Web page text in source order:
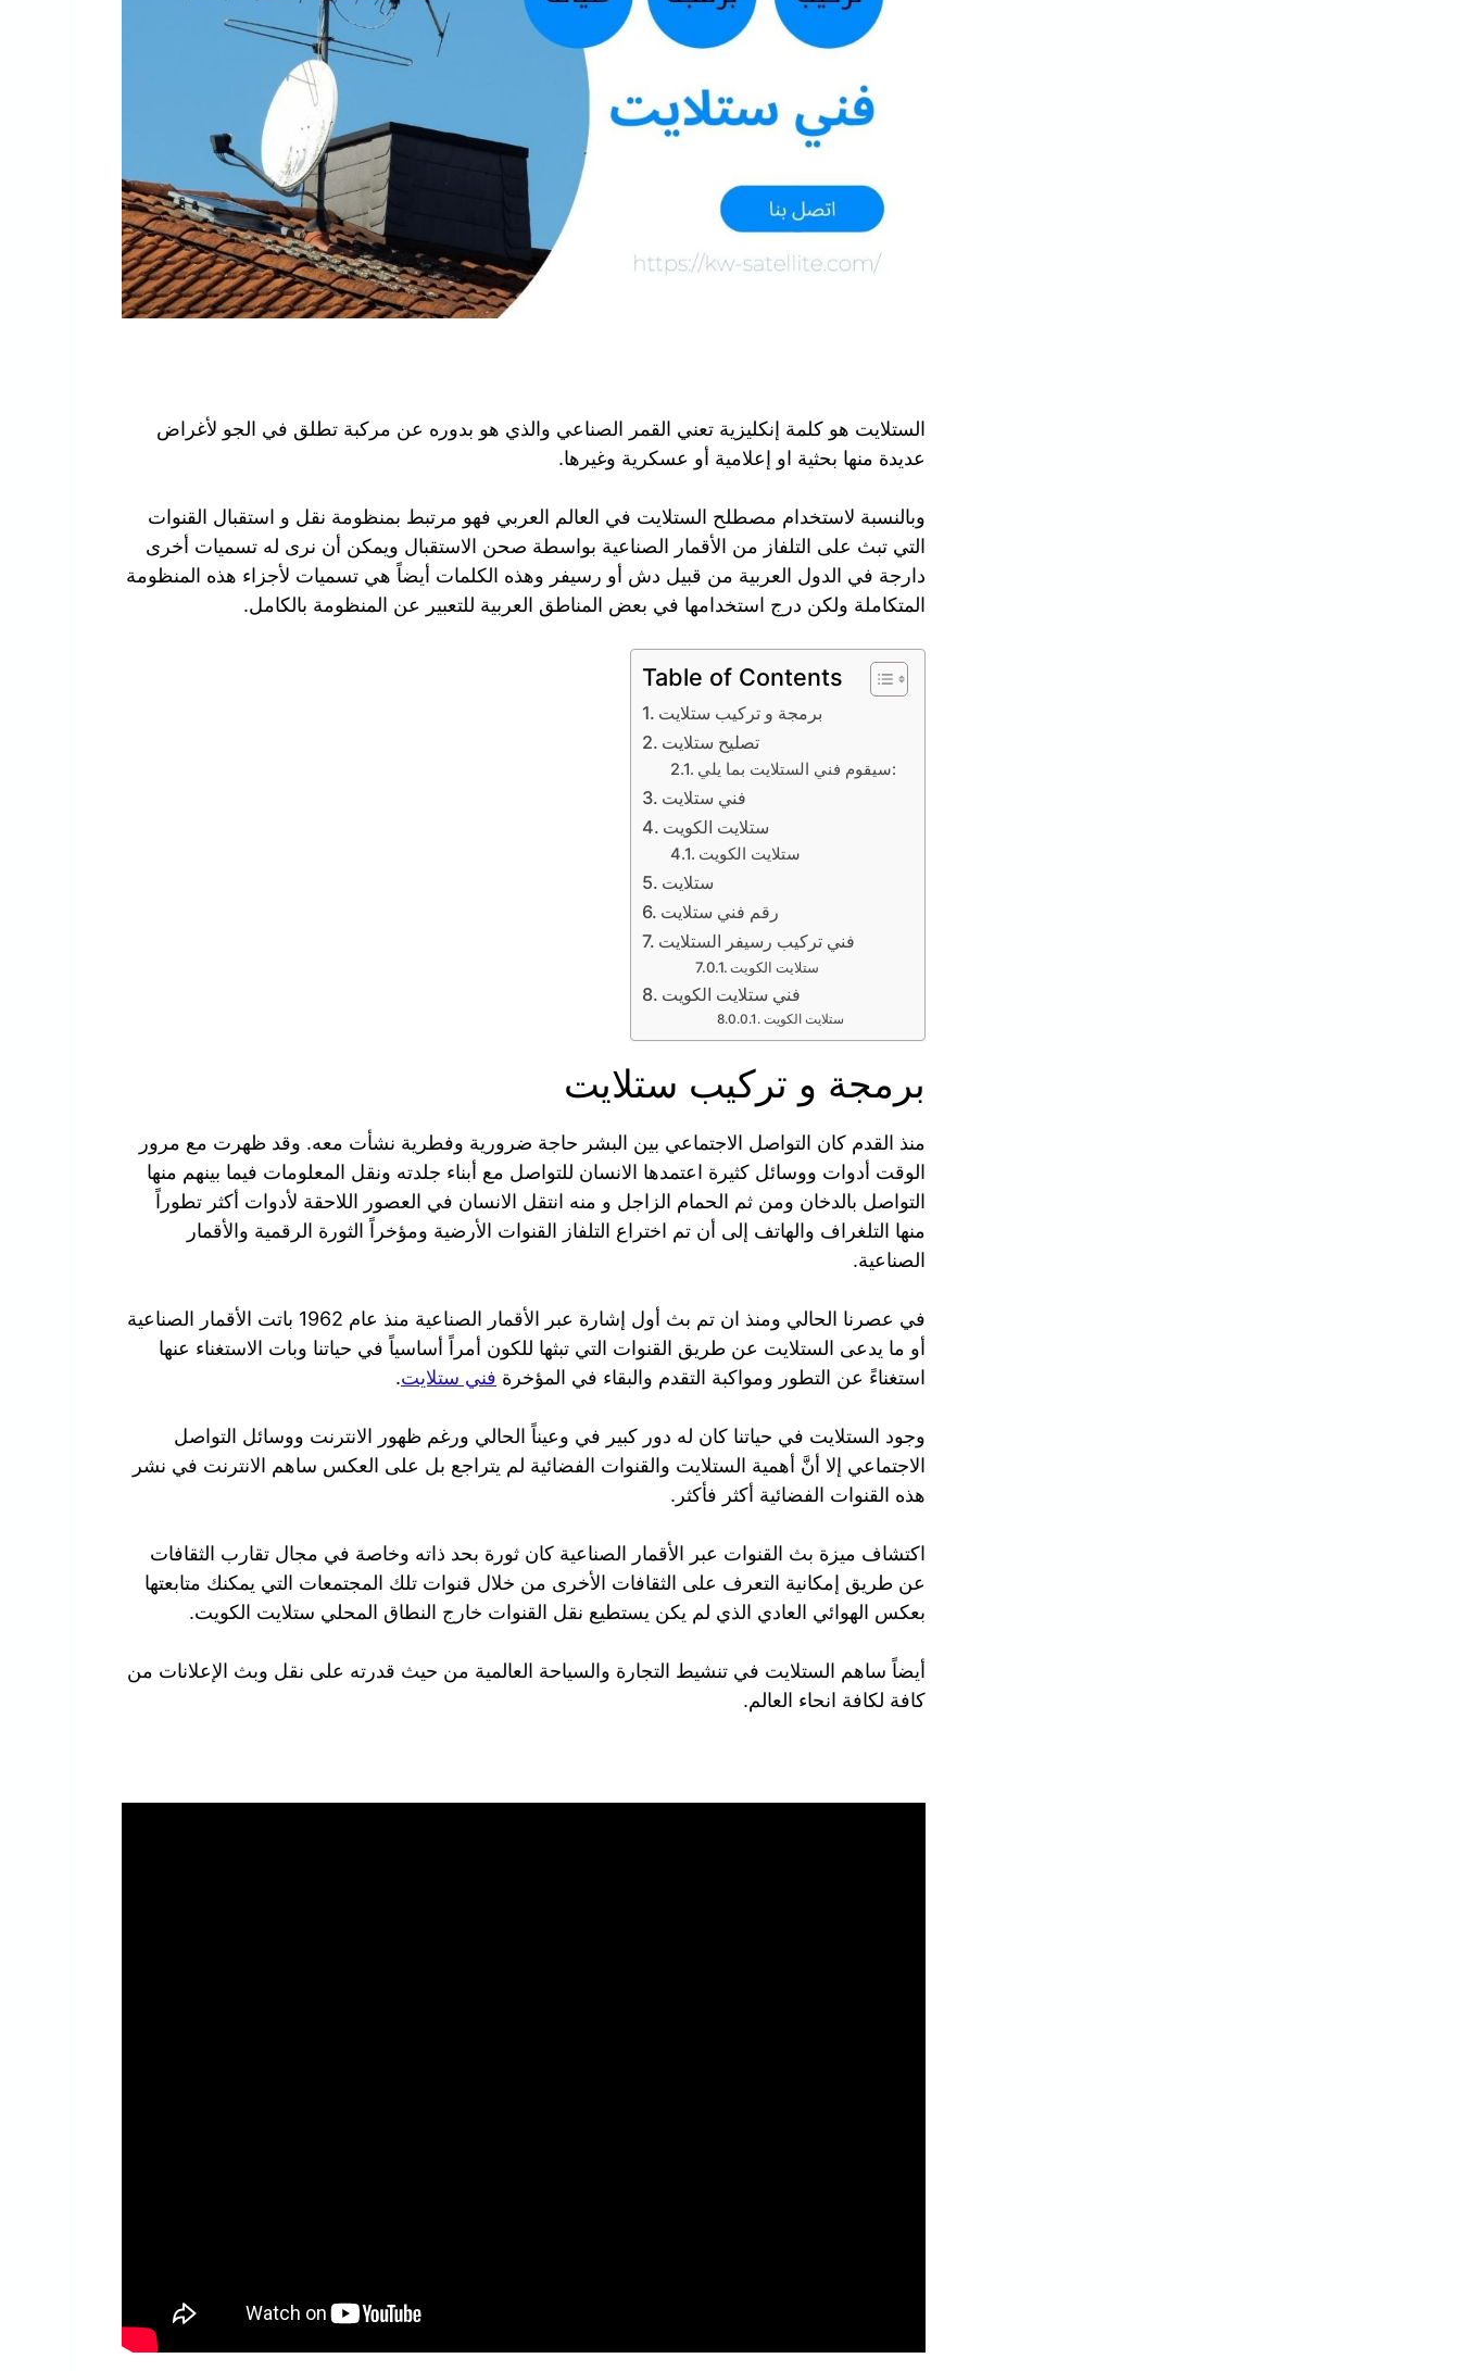
الستلايت هو كلمة إنكليزية تعني القمر الصناعي والذي هو بدوره عن مركبة تطلق في الجو لأغراض
عديدة منها بحثية او إعلامية أو عسكرية وغيرها.
وبالنسبة لاستخدام مصطلح الستلايت في العالم العربي فهو مرتبط بمنظومة نقل و استقبال القنوات
التي تبث على التلفاز من الأقمار الصناعية بواسطة صحن الاستقبال ويمكن أن نرى له تسميات أخرى
دارجة في الدول العربية من قبيل دش أو رسيفر وهذه الكلمات أيضاً هي تسميات لأجزاء هذه المنظومة
المتكاملة ولكن درج استخدامها في بعض المناطق العربية للتعبير عن المنظومة بالكامل.
Table of Contents
برمجة و تركيب ستلايت
تصليح ستلايت
سيقوم فني الستلايت بما يلي:
فني ستلايت
ستلايت الكويت
ستلايت الكويت
ستلايت
رقم فني ستلايت
فني تركيب رسيفر الستلايت
ستلايت الكويت
فني ستلايت الكويت
ستلايت الكويت
برمجة و تركيب ستلايت
منذ القدم كان التواصل الاجتماعي بين البشر حاجة ضرورية وفطرية نشأت معه. وقد ظهرت مع مرور
الوقت أدوات ووسائل كثيرة اعتمدها الانسان للتواصل مع أبناء جلدته ونقل المعلومات فيما بينهم منها
التواصل بالدخان ومن ثم الحمام الزاجل و منه انتقل الانسان في العصور اللاحقة لأدوات أكثر تطوراً
منها التلغراف والهاتف إلى أن تم اختراع التلفاز القنوات الأرضية ومؤخراً الثورة الرقمية والأقمار
الصناعية.
في عصرنا الحالي ومنذ ان تم بث أول إشارة عبر الأقمار الصناعية منذ عام 1962 باتت الأقمار الصناعية
أو ما يدعى الستلايت عن طريق القنوات التي تبثها للكون أمراً أساسياً في حياتنا وبات الاستغناء عنها
استغناءً عن التطور ومواكبة التقدم والبقاء في المؤخرة فني ستلايت.
وجود الستلايت في حياتنا كان له دور كبير في وعيناً الحالي ورغم ظهور الانترنت ووسائل التواصل
الاجتماعي إلا أنَّ أهمية الستلايت والقنوات الفضائية لم يتراجع بل على العكس ساهم الانترنت في نشر
هذه القنوات الفضائية أكثر فأكثر.
اكتشاف ميزة بث القنوات عبر الأقمار الصناعية كان ثورة بحد ذاته وخاصة في مجال تقارب الثقافات
عن طريق إمكانية التعرف على الثقافات الأخرى من خلال قنوات تلك المجتمعات التي يمكنك متابعتها
بعكس الهوائي العادي الذي لم يكن يستطيع نقل القنوات خارج النطاق المحلي ستلايت الكويت.
أيضاً ساهم الستلايت في تنشيط التجارة والسياحة العالمية من حيث قدرته على نقل وبث الإعلانات من
كافة لكافة انحاء العالم.